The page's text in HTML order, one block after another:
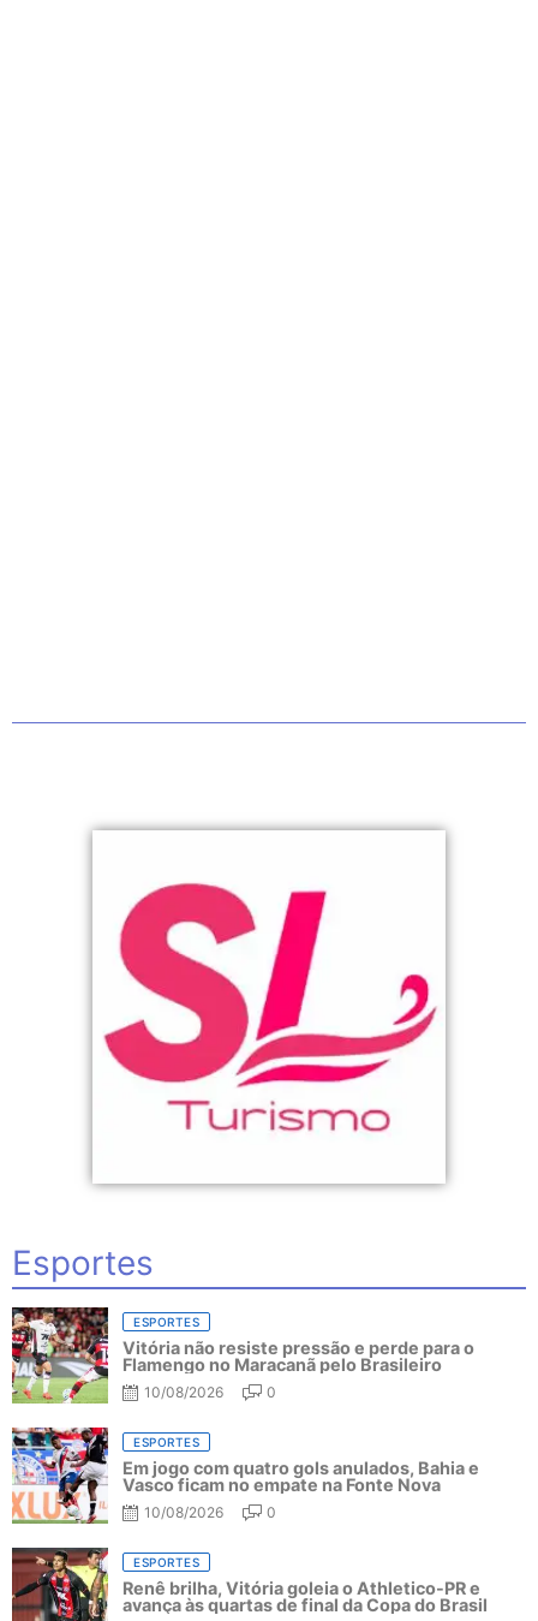
Esportes
ESPORTES
Vitória não resiste pressão e perde para o
Flamengo no Maracanã pelo Brasileiro
10/08/2026 0
ESPORTES
Em jogo com quatro gols anulados, Bahia e
Vasco ficam no empate na Fonte Nova
10/08/2026 0
ESPORTES
Renê brilha, Vitória goleia o Athletico-PR e
avança às quartas de final da Copa do Brasil